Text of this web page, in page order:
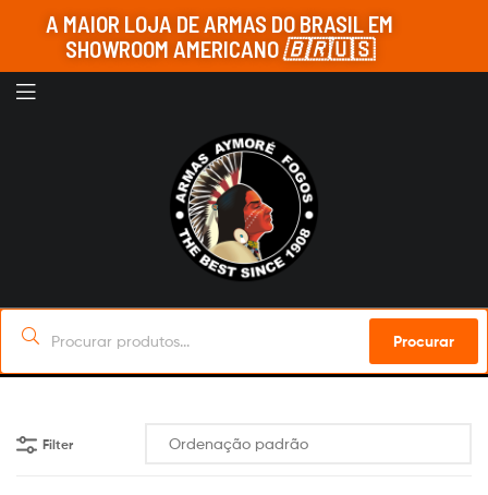
A MAIOR LOJA DE ARMAS DO BRASIL EM
SHOWROOM AMERICANO🇧🇷🇺🇸
Procurar
Filter